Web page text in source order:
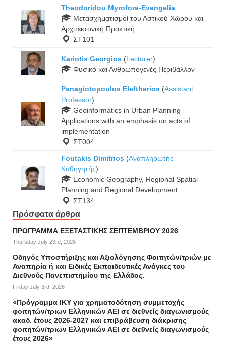
Theodoridou Myrofora-Evangelia
Μετασχηματισμοί του Αστικού Χώρου και
Αρχιτεκτονική Πρακτική
ΣΤ101
Kariotis Georgios (Lecturer)
Φυσικό και Ανθρωπογενές Περιβάλλον
Panagiotopoulos Eleftherios (Assistant
Professor)
Geoinformatics in Urban Planning
Applications with an emphasis on acts of
implementation
ΣΤ004
Foutakis Dimitrios (Αναπληρωτής
Καθηγητής)
Economic Geography, Regional Spatial
Planning and Regional Development
ΣΤ134
Πρόσφατα άρθρα
ΠΡΟΓΡΑΜΜΑ ΕΞΕΤΑΣΤΙΚΗΣ ΣΕΠΤΕΜΒΡΙΟΥ 2026
Thursday July 23rd, 2026
Οδηγός Υποστήριξης και Αξιολόγησης Φοιτητών/τριών με
Αναπηρία ή και Ειδικές Εκπαιδευτικές Ανάγκες του
Διεθνούς Πανεπιστημίου της Ελλάδος.
Friday July 3rd, 2026
«Πρόγραμμα ΙΚΥ για χρηματοδότηση συμμετοχής
φοιτητών/τριων Ελληνικών ΑΕΙ σε διεθνείς διαγωνισμούς
ακαδ. έτους 2026-2027 και επιβράβευση διάκρισης
φοιτητών/τριων Ελληνικών ΑΕΙ σε διεθνείς διαγωνισμούς
έτους 2026»